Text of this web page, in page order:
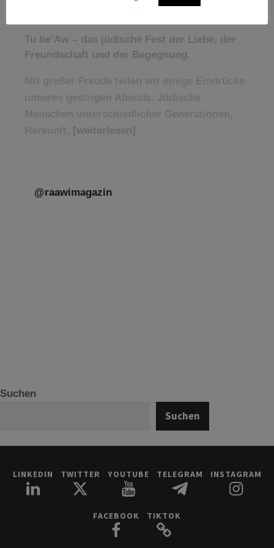
Tu be’Aw – das jüdische Fest der Liebe, der
Freundschaft und der Begegnung.
[weiterlesen]
@raawimagazin
Suchen
Suchen
LINKEDIN TWITTER YOUTUBE TELEGRAM INSTAGRAM
FACEBOOK TIKTOK